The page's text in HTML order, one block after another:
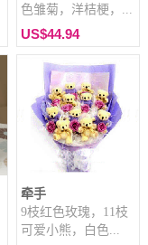
色雏菊，洋桔梗，...
US$44.94
牵手
9枝红色玫瑰，11枝
可爱小熊，白色...